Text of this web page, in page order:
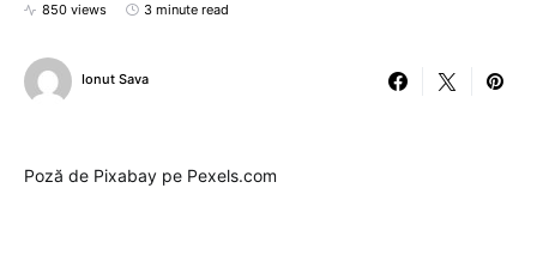
850 views 3 minute read
Ionut Sava
Poză de Pixabay pe Pexels.com